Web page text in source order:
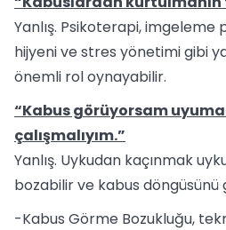
Yanlış. Psikoterapi, imgeleme
hijyeni ve stres yönetimi gibi
önemli rol oynayabilir.
“Kabus görüyorsam
çalışmalıyım.”
Yanlış. Uykudan kaçınmak
bozabilir ve kabus döngüsünü
-Kabus Görme Bozukluğu,